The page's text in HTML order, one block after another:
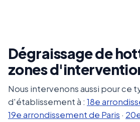
Dégraissage de
zones
Nous intervenons aussi pour ce
d'établissement à : 18e
19e arrondissement de Paris ·